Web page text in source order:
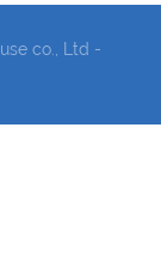
co., Ltd -